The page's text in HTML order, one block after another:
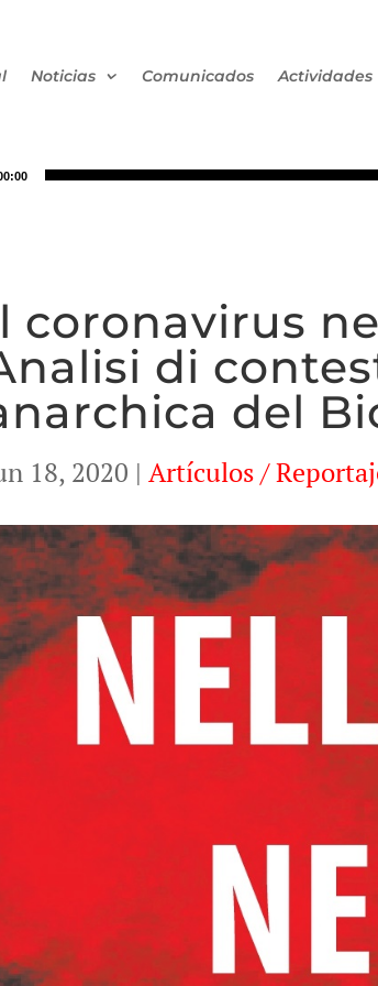
Noticias Comunicados Actividades
coronavirus
di
del
18, 2020 |Artículos /